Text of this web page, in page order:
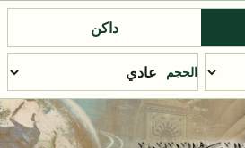
داكن
الحجم